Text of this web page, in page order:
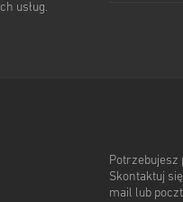
usług.
Potrzebujesz
Skontaktuj
mail lub